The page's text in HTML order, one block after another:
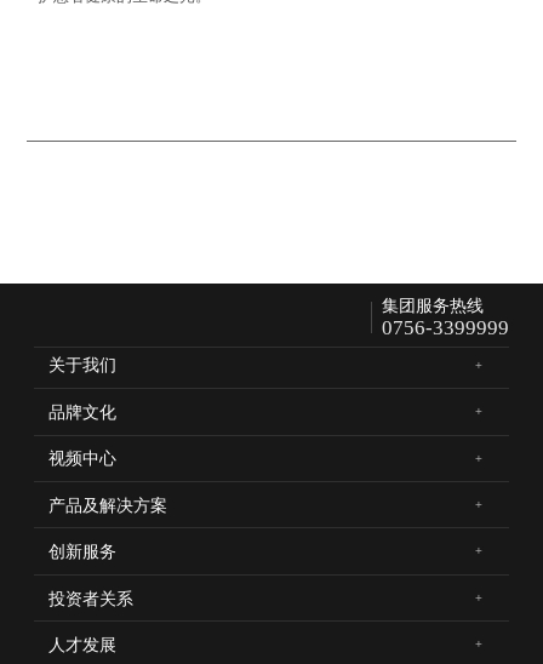
集团服务热线
0756-3399999
关于我们
品牌文化
视频中心
产品及解决方案
创新服务
投资者关系
人才发展